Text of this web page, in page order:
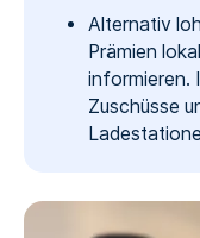
Alternativ
Prämien
informieren.
Zuschüsse